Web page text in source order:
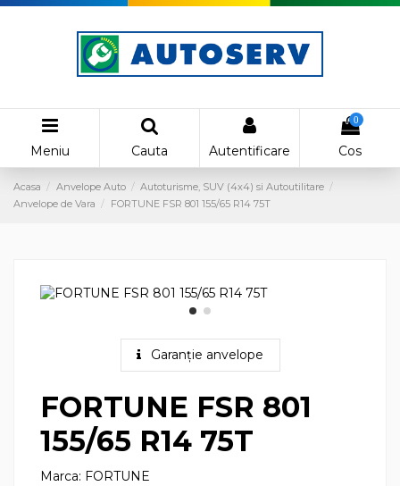
Meniu Cauta Autentificare
0
Cos
Acasa Anvelope Auto
Autoturisme, SUV (4x4) si Autoutilitare
Anvelope de Vara
FORTUNE FSR 801 155/65 R14 75T
Garanție anvelope
FORTUNE FSR 801
155/65 R14 75T
Marca: FORTUNE